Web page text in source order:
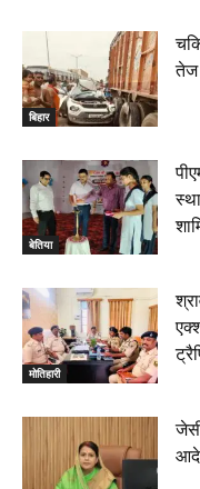
बिहार
तेज
बेतिया
मोतिहारी